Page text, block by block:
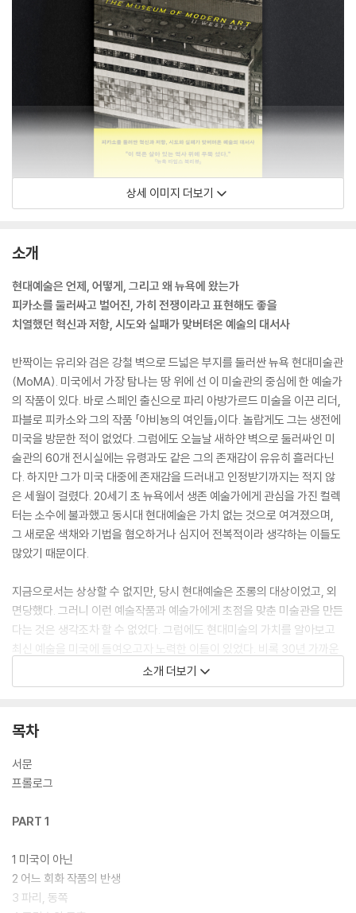
상세 이미지 더보기
소개
현대예술은 언제, 어떻게, 그리고 왜 뉴욕에 왔는가
피카소를 둘러싸고 벌어진, 가히 전쟁이라고 표현해도 좋을
치열했던 혁신과 저항, 시도와 실패가 맞버텨온 예술의 대서사
반짝이는 유리와 검은 강철 벽으로 드넓은 부지를 둘러싼 뉴욕 현대미술관
(MoMA). 미국에서 가장 탐나는 땅 위에 선 이 미술관의 중심에 한 예술가
의 작품이 있다. 바로 스페인 출신으로 파리 아방가르드 미술을 이끈 리더,
파블로 피카소와 그의 작품 「아비뇽의 여인들」이다. 놀랍게도 그는 생전에
미국을 방문한 적이 없었다. 그럼에도 오늘날 새하얀 벽으로 둘러싸인 미
술관의 60개 전시실에는 유령과도 같은 그의 존재감이 유유히 흘러다닌
다. 하지만 그가 미국 대중에 존재감을 드러내고 인정받기까지는 적지 않
은 세월이 걸렸다. 20세기 초 뉴욕에서 생존 예술가에게 관심을 가진 컬렉
터는 소수에 불과했고 동시대 현대예술은 가치 없는 것으로 여겨졌으며,
그 새로운 색채와 기법을 혐오하거나 심지어 전복적이라 생각하는 이들도
많았기 때문이다.
지금으로서는 상상할 수 없지만, 당시 현대예술은 조롱의 대상이었고, 외
면당했다. 그러니 이런 예술작품과 예술가에게 초점을 맞춘 미술관을 만든
다는 것은 생각조차 할 수 없었다. 그럼에도 현대미술의 가치를 알아보고
최신 예술을 미국에 들여오고자 노력한 이들이 있었다. 비록 30년 가까운
시간 동안 전쟁과 경제위기, 회의적인 대중에 의해 끊임없이 방해를 받았
고 거의 실패할 뻔도 했지만, 혁신적인 예술의 가능성을 포기하지 않았던
현대미술의 중심지로 우뚝 설 수 없었을 것이다. 이 책은 바로 그들에 대한
소개 더보기
목차
서문
프롤로그
PART 1
1 미국이 아닌
2 어느 회화 작품의 반생
3 파리, 동쪽